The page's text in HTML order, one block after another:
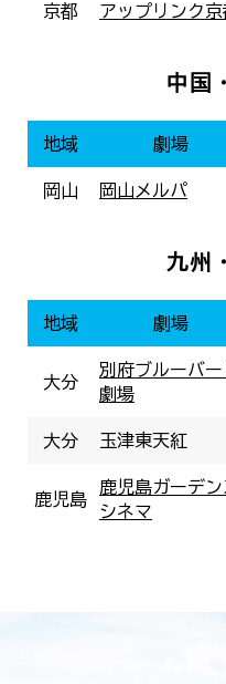
京都 アップリンク京
中国
地域 劇場
岡山 岡山メルパ
九州
地域 劇場
大分
別府ブルーバー
劇場
大分 玉津東天紅
鹿児島
鹿児島ガーデン
シネマ